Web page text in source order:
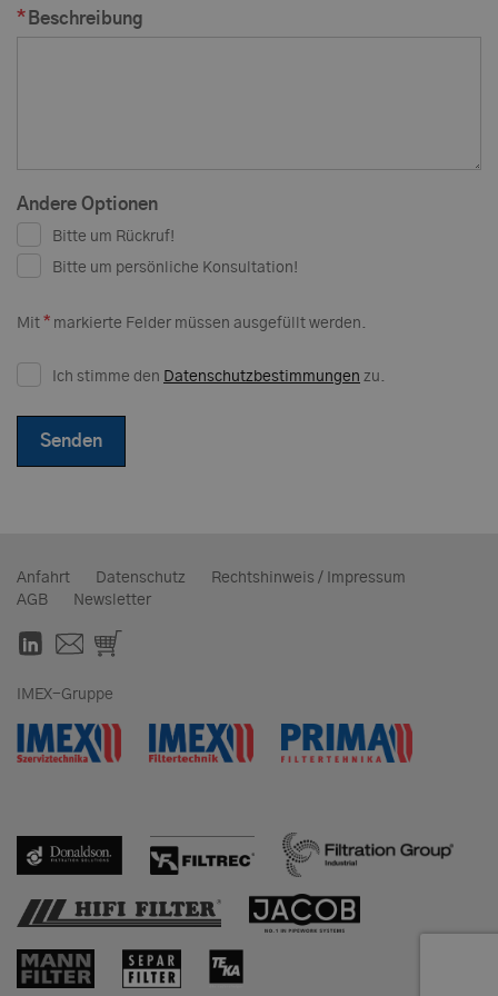
Beschreibung
Andere Optionen
Bitte um Rückruf!
Bitte um persönliche Konsultation!
Mit * markierte Felder müssen ausgefüllt werden.
Ich stimme den Datenschutzbestimmungen zu.
Senden
Anfahrt Datenschutz
Rechtshinweis / Impressum
AGB
Newsletter
IMEX-Gruppe